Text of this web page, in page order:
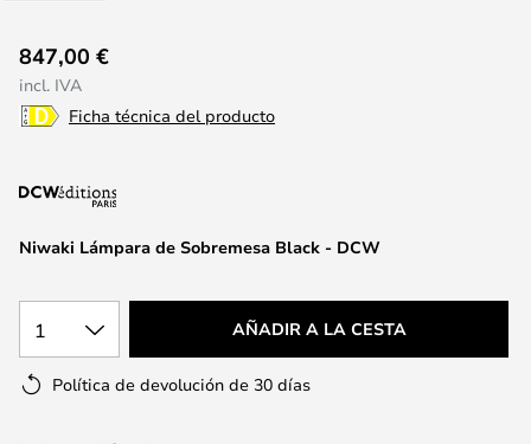
al
comienzo
de
galería
imágenes
Niwaki Lámpara de Sobremesa Black - DCW
847,00 €
incl. IVA
Ficha técnica del producto
1 AÑADIR A LA CESTA
Política de devolución de 30 días